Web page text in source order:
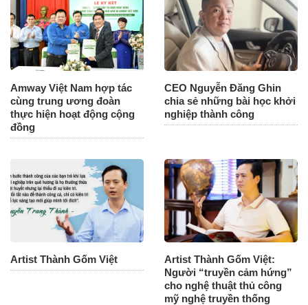
Amway Việt Nam hợp tác
cùng trung ương đoàn
thực hiện hoạt động cộng
đồng
CEO Nguyễn Đăng Ghin
chia sẻ những bài học khởi
nghiệp thành công
Artist Thành Gốm Việt
Artist Thành Gốm Việt:
Người “truyền cảm hứng”
cho nghệ thuật thủ công
mỹ nghệ truyền thống